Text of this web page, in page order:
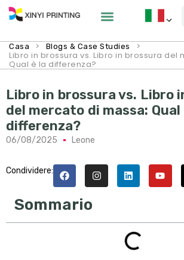
Casa > Blogs & Case Studies >
Libro in brossura vs. Libro in brossura del
Qual è la differenza?
Libro in brossura vs. Libro
del mercato di massa: Qual
differenza?
06/08/2025 Leone
Condividere:
Sommario